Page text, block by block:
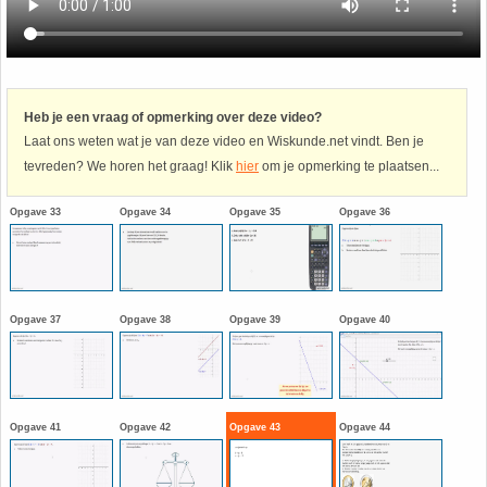
Heb je een vraag of opmerking over deze video?
Laat ons weten wat je van deze video en Wiskunde.net vindt. Ben je
tevreden? We horen het graag! Klik hier om je opmerking te plaatsen...
Opgave 33 Opgave 34 Opgave 35 Opgave 36
Opgave 37 Opgave 38 Opgave 39 Opgave 40
Opgave 41 Opgave 42 Opgave 43 Opgave 44
Havo
HAVO 4A - Hoofdstuk 5 - Lineaire verbanden
HAVO 4B - Hoofdstuk 4 - Werken met formules
HAVO 4B - Hoofdstuk 5 - Machten, exponenten
en logaritmen
HAVO 4B - Hoofdstuk 6 - De afgeleide functie
HAVO 5B - Hoofdstuk 7 - Lijnen en cirkels
HAVO 5B - Hoofdstuk 8 - Goniometrie
HAVO 5B - Hoofdstuk 9 - Exponentiële verbanden
9. Het getal van Euler
10. Inhoud bol
11. Inhoud cilinder
12. Inhoud kegel
14. Inhoud prisma
15. Lijn door 2 gegeven punten
16. Logaritmen
17. Machten